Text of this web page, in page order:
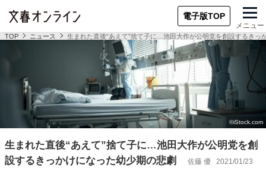
電子版TOP
メニュー
TOP ニュース 生まれた直後“あえて”捨て子に…池田大作が公明党を創設するきっ
生まれた直後“あえて”捨て子に…池田大作が公明党を創
設するきっかけになった幼少期の悲劇
佐藤 優 2021/01/23